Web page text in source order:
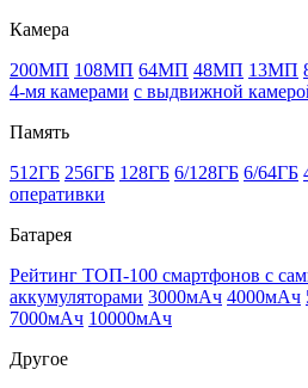
Камера
200МП 108МП 64МП 48МП 13МП
4-мя камерами с выдвижной
Память
512ГБ 256ГБ 128ГБ 6/128ГБ 6/64ГБ
оперативки
Батарея
Рейтинг ТОП-100 смартфонов с
аккумуляторами 3000мАч 4000мАч
7000мАч 10000мАч
Другое